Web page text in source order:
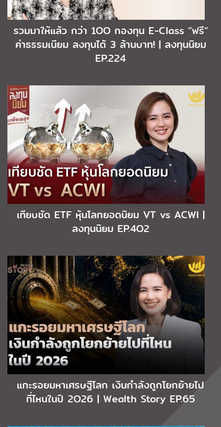
รวมมาให้แล้ว กว่า 1OO กองทุน E-Class “ฟรี”
ค่าธรรมเนียม ลงทุนได้ 3 ล้านบาท! | ลงทุนนิยม
EP.224
เทียบชัด ETF หุ้นโลกยอดนิยม VT vs ACWI |
ลงทุนนิยม EP.4O2
แกะรอยมหาเศรษฐีโลก เงินกำลังถูกโยกย้ายไป
ที่ไหนในปี 2O26 | Wealth Story EP.65